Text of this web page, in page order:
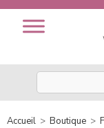
Accueil > Boutique >